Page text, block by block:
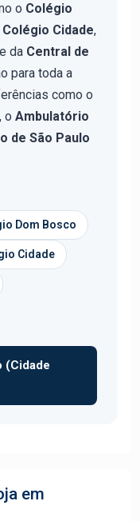
o Colégio
Colégio Cidade,
e da Central de
para toda a
como o
, o Ambulatório
de São Paulo
Dom Bosco
Cidade
(Cidade
em